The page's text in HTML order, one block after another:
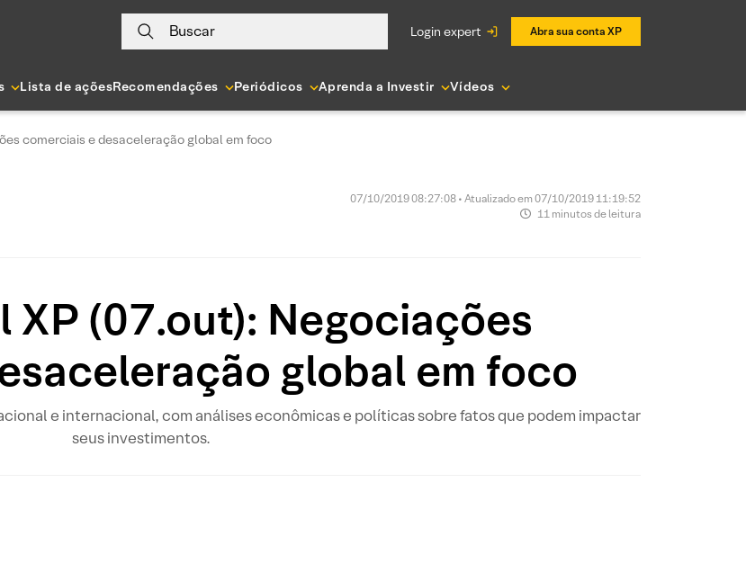
Buscar login expert Abra sua conta XP
Lista de açõesRecomendações Periódicos Aprenda a Investir Vídeos
comerciais e desaceleração global em foco
07/10/2019 08:27:08 • Atualizado em 07/10/2019 11:19:52
11 minutos de leitura
XP (07.out): Negociações
global em foco
e internacional, com análises econômicas e políticas sobre fatos que podem impactar
seus investimentos.